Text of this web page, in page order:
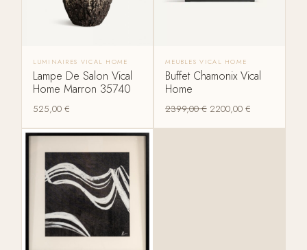
LUMINAIRES VICAL HOME
Lampe De Salon Vical
Home Marron 35740
525,00€
MEUBLES VICAL HOME
Buffet Chamonix Vical
Home
2399,00€ 2200,00 €